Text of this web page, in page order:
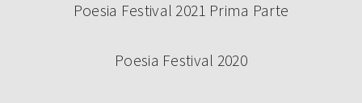
Poesia Festival 2021 Prima Parte
Poesia Festival 2020